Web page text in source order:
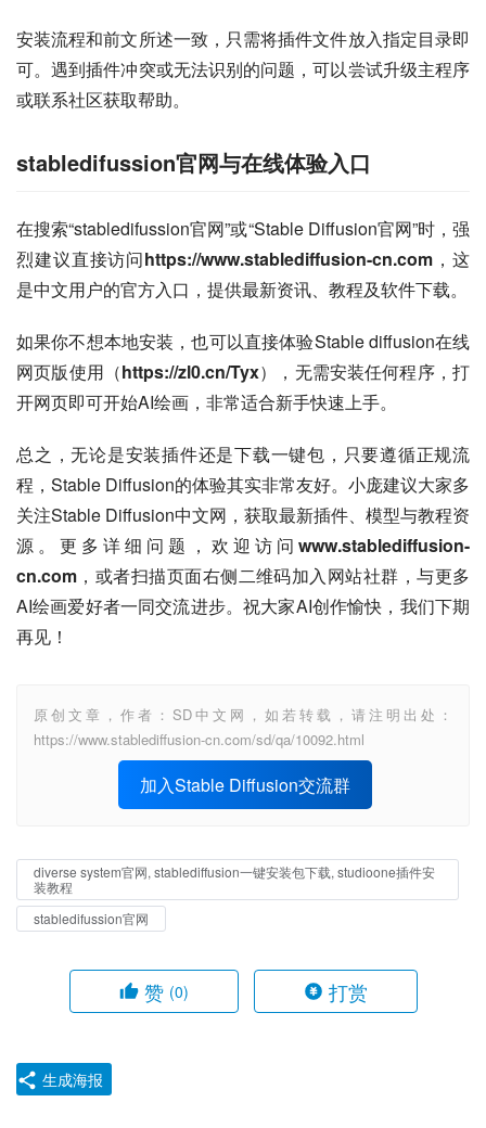
安装流程和前文所述一致，只需将插件文件放入指定目录即
可。遇到插件冲突或无法识别的问题，可以尝试升级主程序
或联系社区获取帮助。
stabledifussion官网与在线体验入口
在搜索“stabledifussion官网”或“Stable Diffusion官网”时，强
烈建议直接访问https://www.stablediffusion-cn.com ，这
是中文用户的官方入口，提供最新资讯、教程及软件下载。
如果你不想本地安装，也可以直接体验Stable diffusion在线
网页版使用（https://zl0.cn/Tyx），无需安装任何程序，打
开网页即可开始AI绘画，非常适合新手快速上手。
总之，无论是安装插件还是下载一键包，只要遵循正规流
程，Stable Diffusion的体验其实非常友好。小庞建议大家多
关注Stable Diffusion中文网，获取最新插件、模型与教程资
源。更多详细问题，欢迎访问 www.stablediffusion-
cn.com ，或者扫描页面右侧二维码加入网站社群，与更多
AI绘画爱好者一同交流进步。祝大家AI创作愉快，我们下期
再见！
原创文章，作者：SD中文网，如若转载，请注明出处：
https://www.stablediffusion-cn.com/sd/qa/10092.html
加入Stable Diffusion交流群
diverse system官网, stablediffusion一键安装包下载, studioone插件安
装教程
stabledifussion官网
赞 (0) 打赏
生成海报